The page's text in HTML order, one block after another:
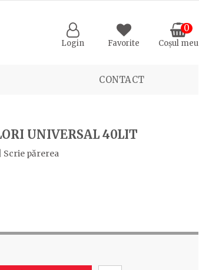
Login
0
Coșul meu
Favorite
CONTACT
UNIVERSAL 40LIT
Scrie părerea